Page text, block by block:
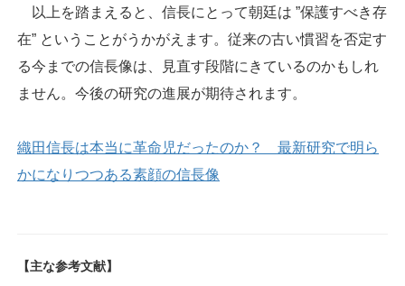
以上を踏まえると、信長にとって朝廷は ”保護すべき存
在” ということがうかがえます。従来の古い慣習を否定す
る今までの信長像は、見直す段階にきているのかもしれ
ません。今後の研究の進展が期待されます。
織田信長は本当に革命児だったのか？ 最新研究で明ら
かになりつつある素顔の信長像
【主な参考文献】